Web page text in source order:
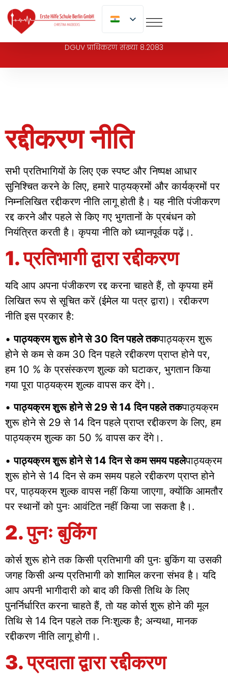
जाएं
DGUV प्राधिकरण संख्या 8.2083
रद्दीकरण नीति
सभी प्रतिभागियों के लिए एक स्पष्ट और निष्पक्ष आधार
सुनिश्चित करने के लिए, हमारे पाठ्यक्रमों और कार्यक्रमों पर
निम्नलिखित रद्दीकरण नीति लागू होती है। यह नीति पंजीकरण
रद्द करने और पहले से किए गए भुगतानों के प्रबंधन को
नियंत्रित करती है। कृपया नीति को ध्यानपूर्वक पढ़ें।.
1. प्रतिभागी द्वारा रद्दीकरण
यदि आप अपना पंजीकरण रद्द करना चाहते हैं, तो कृपया हमें
लिखित रूप से सूचित करें (ईमेल या पत्र द्वारा)। रद्दीकरण
नीति इस प्रकार है:
•पाठ्यक्रम शुरू होने से 30 दिन पहले तकपाठ्यक्रम शुरू
होने से कम से कम 30 दिन पहले रद्दीकरण प्राप्त होने पर,
हम 10 % के प्रसंस्करण शुल्क को घटाकर, भुगतान किया
गया पूरा पाठ्यक्रम शुल्क वापस कर देंगे।.
•पाठ्यक्रम शुरू होने से 29 से 14 दिन पहले तकपाठ्यक्रम
शुरू होने से 29 से 14 दिन पहले प्राप्त रद्दीकरण के लिए, हम
पाठ्यक्रम शुल्क का 50 % वापस कर देंगे।.
•पाठ्यक्रम शुरू होने से 14 दिन से कम समय पहलेपाठ्यक्रम
शुरू होने से 14 दिन से कम समय पहले रद्दीकरण प्राप्त होने
पर, पाठ्यक्रम शुल्क वापस नहीं किया जाएगा, क्योंकि आमतौर
पर स्थानों को पुनः आवंटित नहीं किया जा सकता है।.
2. पुनः बुकिंग
कोर्स शुरू होने तक किसी प्रतिभागी की पुनः बुकिंग या उसकी
जगह किसी अन्य प्रतिभागी को शामिल करना संभव है। यदि
आप अपनी भागीदारी को बाद की किसी तिथि के लिए
पुनर्निर्धारित करना चाहते हैं, तो यह कोर्स शुरू होने की मूल
तिथि से 14 दिन पहले तक निःशुल्क है; अन्यथा, मानक
रद्दीकरण नीति लागू होगी।.
3. प्रदाता द्वारा रद्दीकरण